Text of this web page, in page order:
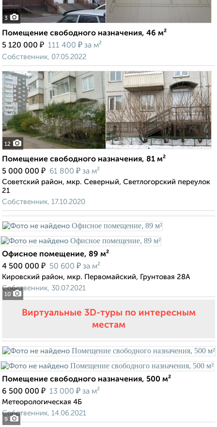
3
Помещение свободного назначения, 46 м²
5 120 000 ₽ 111 400 ₽ за м²
Собственник, 07.05.2022
12
Помещение свободного назначения, 81 м²
5 000 000 ₽ 61 800 ₽ за м²
Советский район, мкр. Северный, Светлогорский переулок
21
Собственник, 17.10.2020
10
Офисное помещение, 89 м²
4 500 000 ₽ 50 600 ₽ за м²
Кировский район, мкр. Первомайский, Грунтовая 28А
Собственник, 30.07.2021
Виртуальные 3D-туры по интересным
местам
9
Помещение свободного назначения, 500 м²
6 500 000 ₽ 13 000 ₽ за м²
Метеорологическая 4Б
Собственник, 14.06.2021